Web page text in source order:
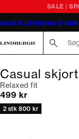
SALE |
GRATIS LEVERING V/
Casual
Relaxed fit
I alt (inkl. rabat)
499 kr
2 stk 800 kr